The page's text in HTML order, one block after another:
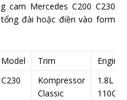
cam Mercedes C200 C230
đài hoặc điền vào form
Model Trim
Engine
C230
Kompressor
Classic
1.8L
110Cu.